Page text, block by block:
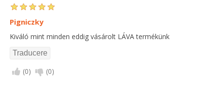
Pigniczky
Kiváló mint minden eddig vásárolt LÁVA termékünk
(0) (0)